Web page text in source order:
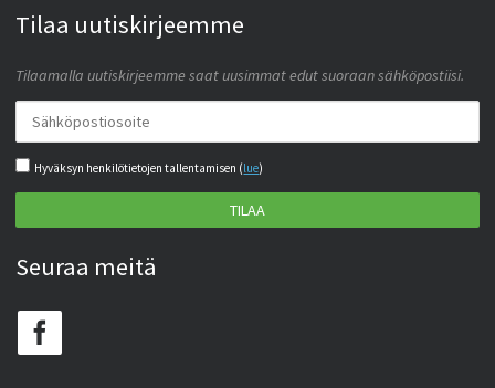
Tilaa uutiskirjeemme
Tilaamalla uutiskirjeemme saat uusimmat edut suoraan sähköpostiisi.
Hyväksyn henkilötietojen tallentamisen (lue)
TILAA
Seuraa meitä